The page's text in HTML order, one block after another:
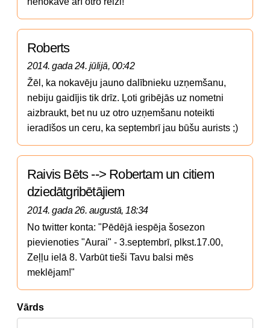
Roberts
2014. gada 24. jūlijā, 00:42
Žēl, ka nokavēju jauno dalībnieku uzņemšanu,
nebiju gaidījis tik drīz. Ļoti gribējās uz nometni
aizbraukt, bet nu uz otro uzņemšanu noteikti
ieradīšos un ceru, ka septembrī jau būšu aurists ;)
Raivis Bēts --> Robertam un citiem
dziedātgribētājiem
2014. gada 26. augustā, 18:34
No twitter konta: "Pēdējā iespēja šosezon
pievienoties "Aurai" - 3.septembrī, plkst.17.00,
Zeļļu ielā 8. Varbūt tieši Tavu balsi mēs
meklējam!"
Vārds